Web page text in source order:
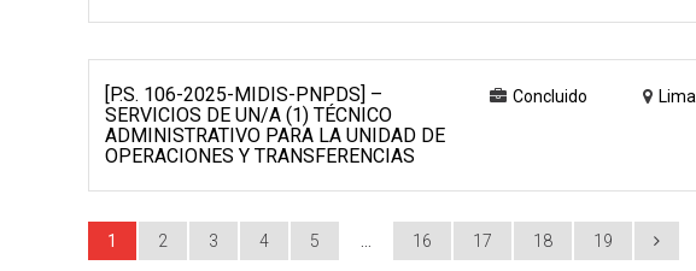
[P.S. 106-2025-MIDIS-PNPDS] –
SERVICIOS DE UN/A (1) TÉCNICO
ADMINISTRATIVO PARA LA UNIDAD DE
OPERACIONES Y TRANSFERENCIAS
Concluido Lima
1 2 3 4 5 16 17 18 19